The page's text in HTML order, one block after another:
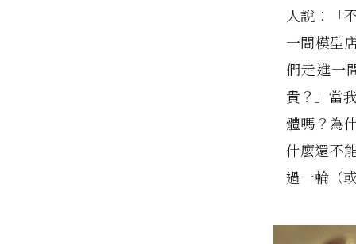
人說：「
一間模型
們走進一
貴？」當
體嗎？為
什麼還不
過一輪（